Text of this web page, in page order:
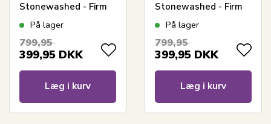
Stonewashed - Firm
green
På lager
799,95
399,95 DKK
Læg i kurv
Stonewashed - Firm
greyPå lager
799,95
399,95 DKK
Læg i kurv